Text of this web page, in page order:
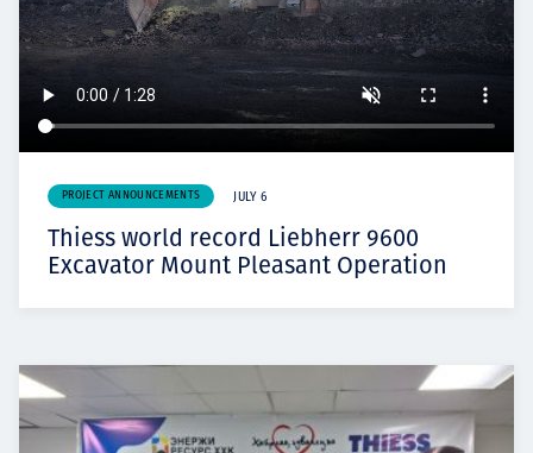
PROJECT ANNOUNCEMENTS JULY 6
Thiess world record Liebherr 9600
Excavator Mount Pleasant Operation